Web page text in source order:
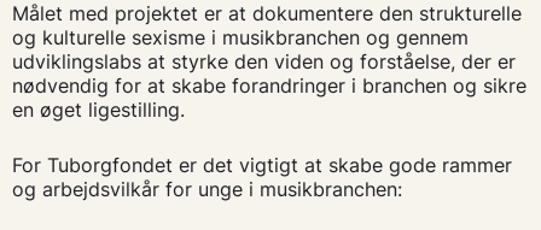
Målet med projektet er at dokumentere den strukturelle
og kulturelle sexisme i musikbranchen og gennem
udviklingslabs at styrke den viden og forståelse, der er
nødvendig for at skabe forandringer i branchen og sikre
en øget ligestilling.
For Tuborgfondet er det vigtigt at skabe gode rammer
og arbejdsvilkår for unge i musikbranchen: